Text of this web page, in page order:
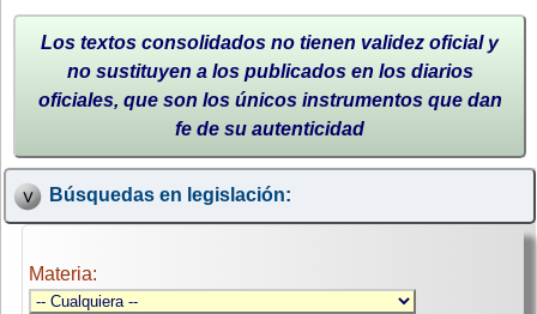
Los textos consolidados no tienen validez oficial y
no sustituyen a los publicados en los diarios
oficiales, que son los únicos instrumentos que dan
fe de su autenticidad
Búsquedas en legislación:
Materia: